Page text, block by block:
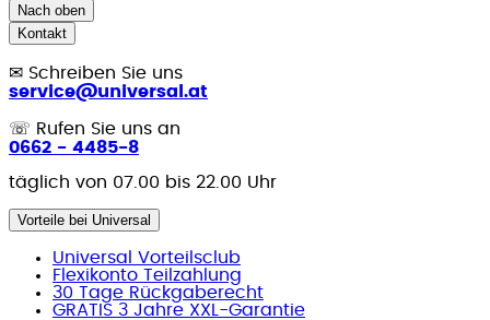
Nach oben
Kontakt
✉ Schreiben Sie uns
service@universal.at
☏ Rufen Sie uns an
0662 - 4485-8
täglich von 07.00 bis 22.00 Uhr
Vorteile bei Universal
Universal Vorteilsclub
Flexikonto Teilzahlung
30 Tage Rückgaberecht
GRATIS 3 Jahre XXL-Garantie